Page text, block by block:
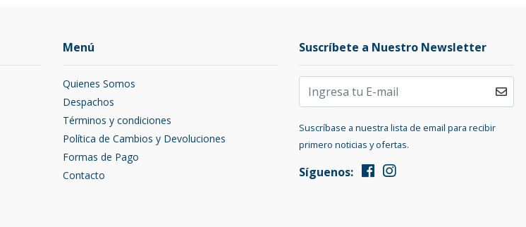
Menú
Quienes Somos
Despachos
Términos y condiciones
Política de Cambios y Devoluciones
Formas de Pago
Contacto
Suscríbete a Nuestro Newsletter
Suscríbase a nuestra lista de email para recibir
primero noticias y ofertas.
Síguenos: